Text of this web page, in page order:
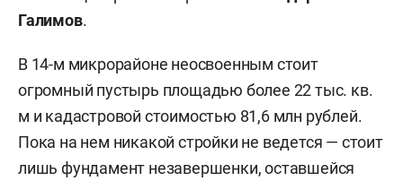
Галимов.
В 14-м микрорайоне неосвоенным стоит
огромный пустырь площадью более 22 тыс. кв.
м и кадастровой стоимостью 81,6 млн рублей.
Пока на нем никакой стройки не ведется — стоит
лишь фундамент незавершенки, оставшейся